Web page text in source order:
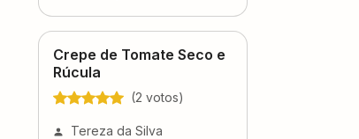
Crepe de Tomate Seco e
Rúcula
(2 votos)
Tereza da Silva